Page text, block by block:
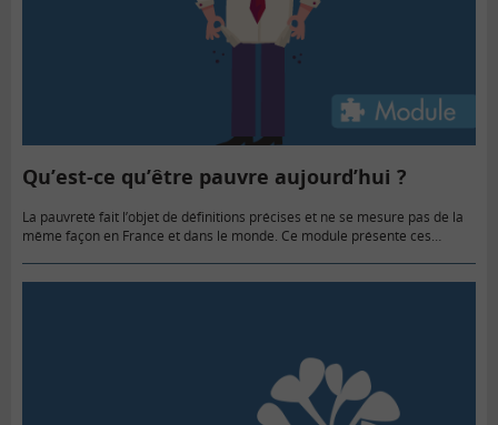
Qu’est-ce qu’être pauvre aujourd’hui ?
La pauvreté fait l’objet de définitions précises et ne se mesure pas de la
même façon en France et dans le monde. Ce module présente ces